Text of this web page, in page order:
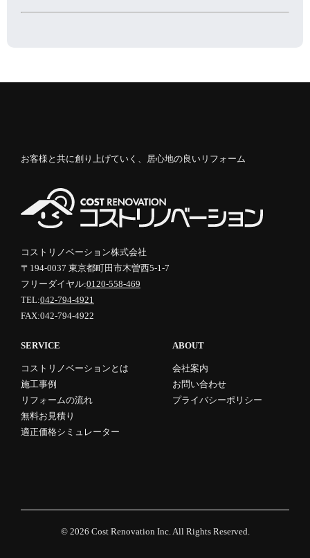
お客様と共に創り上げていく、居心地の良いリフォーム
コストリノベーション株式会社
〒194-0037 東京都町田市木曽西5-1-7
フリーダイヤル:0120-558-469
TEL:042-794-4921
FAX:042-794-4922
SERVICE
コストリノベーションとは
施工事例
リフォームの流れ
無料お見積り
適正価格シミュレーター
ABOUT
会社案内
お問い合わせ
プライバシーポリシー
© 2026 Cost Renovation Inc. All Rights Reserved.